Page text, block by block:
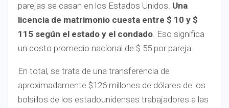
parejas se casan en los Estados Unidos. Una
licencia de matrimonio cuesta entre $ 10 y $
115 según el estado y el condado. Eso significa
un costo promedio nacional de $ 55 por pareja.
En total, se trata de una transferencia de
aproximadamente $126 millones de dólares de los
bolsillos de los estadounidenses trabajadores a las